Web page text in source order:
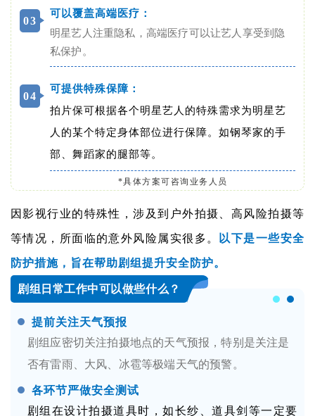
03
可以覆盖高端医疗：
明星艺人注重隐私，高端医疗可以让艺人享受到隐
私保护。
04
可提供特殊保障：
拍片保可根据各个明星艺人的特殊需求为明星艺
人的某个特定身体部位进行保障。如钢琴家的手
部、舞蹈家的腿部等。
*具体方案可咨询业务人员
因影视行业的特殊性，涉及到户外拍摄、高风险拍摄等
等情况，所面临的意外风险属实很多。 以下是一些安全
防护措施，旨在帮助剧组提升安全防护。
剧组日常工作中可以做些什么？
提前关注天气预报
剧组应密切关注拍摄地点的天气预报，特别是关注是
否有雷雨、大风、冰雹等极端天气的预警。
各环节严做安全测试
剧组在设计拍摄道具时，如长纱、道具剑等一定要